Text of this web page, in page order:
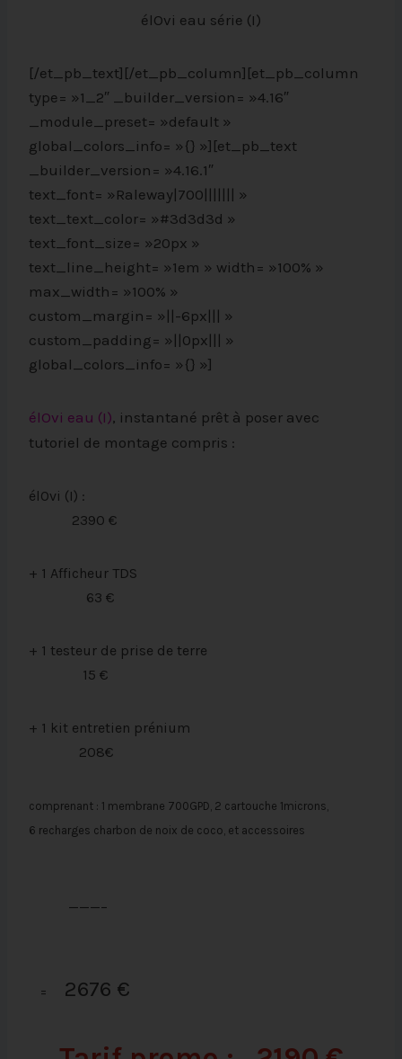
élOvi eau série (I)
[/et_pb_text][/et_pb_column][et_pb_column
type= »1_2″ _builder_version= »4.16″
_module_preset= »default »
global_colors_info= »{} »][et_pb_text
_builder_version= »4.16.1″
text_font= »Raleway|700||||||| »
text_text_color= »#3d3d3d »
text_font_size= »20px »
text_line_height= »1em » width= »100% »
max_width= »100% »
custom_margin= »||-6px||| »
custom_padding= »||0px||| »
global_colors_info= »{} »]
élOvi eau (I), instantané prêt à poser avec
tutoriel de montage compris :
élOvi (I) :
2390 €
+ 1 Afficheur TDS
63 €
+ 1 testeur de prise de terre
15 €
+ 1 kit entretien prénium
208€
comprenant : 1 membrane 700GPD, 2 cartouche 1microns,
6 recharges charbon de noix de coco, et accessoires
———–
= 2676 €